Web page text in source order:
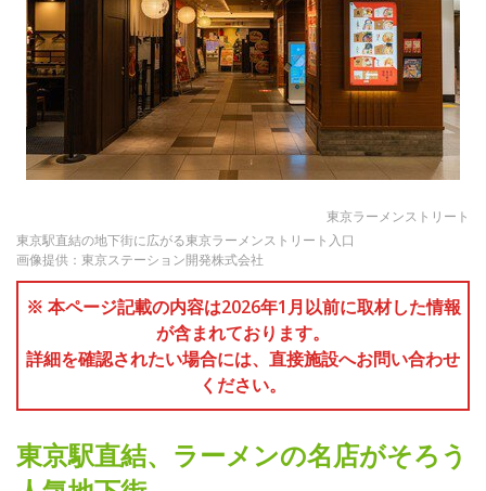
東京ラーメンストリート
東京駅直結の地下街に広がる東京ラーメンストリート入口
画像提供：東京ステーション開発株式会社
※ 本ページ記載の内容は2026年1月以前に取材した情報
が含まれております。
詳細を確認されたい場合には、直接施設へお問い合わせ
ください。
東京駅直結、ラーメンの名店がそろう